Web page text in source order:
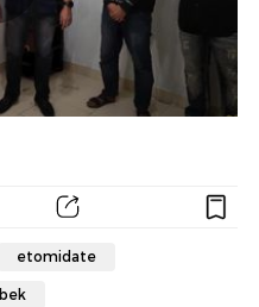
etomidate